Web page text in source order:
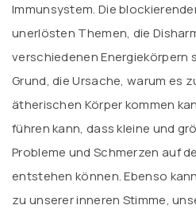
Immunsystem. Die
unerlösten Themen, die
verschiedenen Energiekörpern
Grund, die Ursache, warum es
ätherischen Körper kommen
führen kann, dass kleine und
Probleme und Schmerzen auf
entstehen können. Ebenso
zu unserer inneren Stimme,